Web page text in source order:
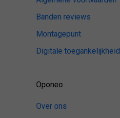
Banden reviews
Montagepunt
Digitale toegankelijkheid
Oponeo
Over ons